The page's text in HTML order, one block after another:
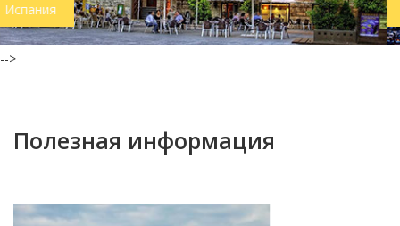
Франция
-->
Полезная информация